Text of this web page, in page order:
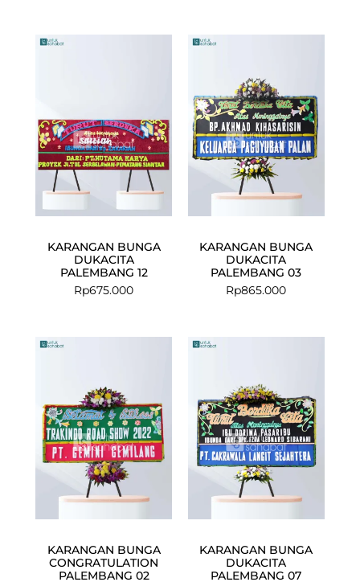
KARANGAN BUNGA
DUKACITA
PALEMBANG 12
Rp675.000
KARANGAN BUNGA
DUKACITA
PALEMBANG 03
Rp865.000
KARANGAN BUNGA
CONGRATULATION
PALEMBANG 02
KARANGAN BUNGA
DUKACITA
PALEMBANG 07